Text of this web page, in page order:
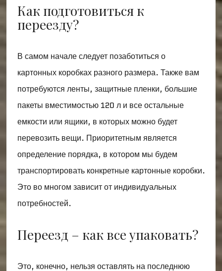
Как подготовиться к
переезду?
В самом начале следует позаботиться о
картонных коробках разного размера. Также вам
потребуются ленты, защитные пленки, большие
пакеты вместимостью 120 л и все остальные
емкости или ящики, в которых можно будет
перевозить вещи. Приоритетным является
определение порядка, в котором мы будем
транспортировать конкретные картонные коробки.
Это во многом зависит от индивидуальных
потребностей.
Переезд – как все упаковать?
Это, конечно, нельзя оставлять на последнюю